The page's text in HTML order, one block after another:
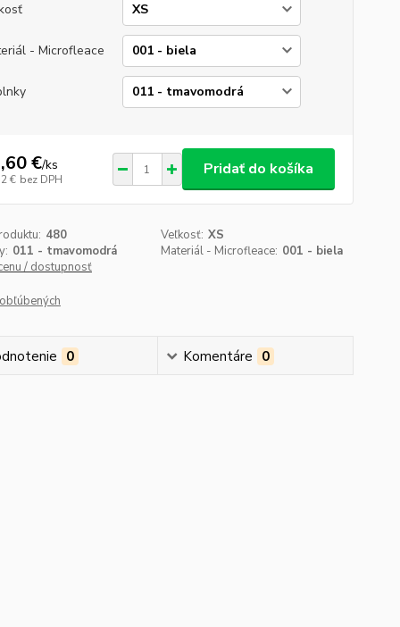
- Microfleace
€/ks
€ bez DPH
Pridať do košíka
480 Veľkosť: XS
011 - tmavomodrá Materiál - Microfleace: 001 - biela
/ dostupnosť
0 Komentáre 0